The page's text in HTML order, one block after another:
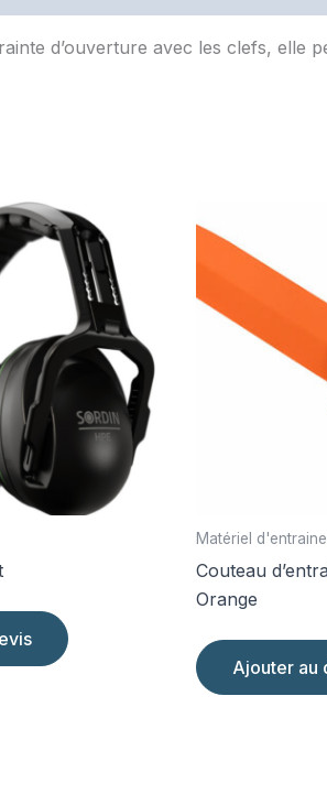
d’ouverture avec les clefs, elle
Matériel
Couteau
Orange
Ajouter au